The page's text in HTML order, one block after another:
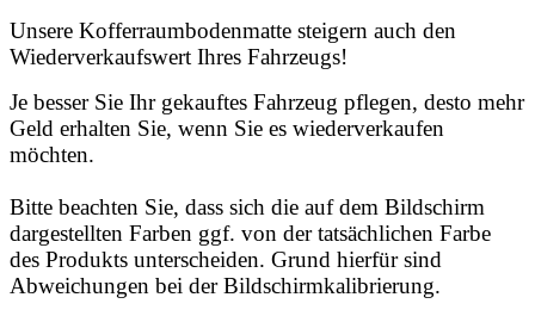
Unsere Kofferraumbodenmatte steigern auch den
Wiederverkaufswert Ihres Fahrzeugs!
Je besser Sie Ihr gekauftes Fahrzeug pflegen, desto mehr
Geld erhalten Sie, wenn Sie es wiederverkaufen
möchten.
Bitte beachten Sie, dass sich die auf dem Bildschirm
dargestellten Farben ggf. von der tatsächlichen Farbe
des Produkts unterscheiden. Grund hierfür sind
Abweichungen bei der Bildschirmkalibrierung.